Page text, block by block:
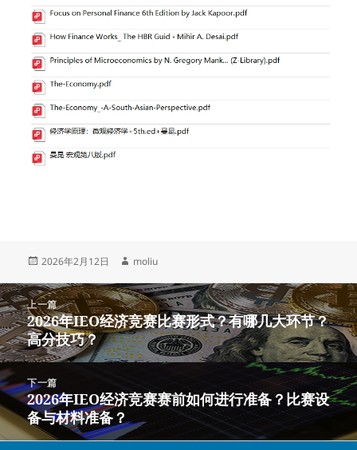
发
于
2026年2月12日
作
moliu
文
章
导
航
上一篇
上
篇
文
章：
2026年IEO经济竞赛比赛形式？有哪几大环节？
高分技巧？
下一篇
下
篇
文
2026年IEO经济竞赛赛前如何进行准备？比赛设
备与材料准备？